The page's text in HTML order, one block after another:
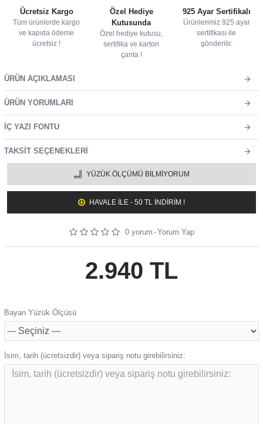
Ücretsiz Kargo
Tüm ürünlerde kargo
ve kapıda ödeme
ücretsiz !
Özel Hediye
Kutusunda
Özel hediye kutusu,
sertifika ve karton
çanta !
925 Ayar Sertifikalı
Ürünlerimiz 925 ayar
sertifikası ile
gönderilir.
ÜRÜN AÇIKLAMASI
ÜRÜN YORUMLARI
İÇ YAZI FONTU
TAKSIT SEÇENEKLERI
YÜZÜK ÖLÇÜMÜ BILMIYORUM
HAVALE ILE - 50 TL İNDİRİM !
0 yorum -Yorum Yap
2.940 TL
Bayan Yüzük Ölçüsü
İsim, tarih (ücretsizdir) veya sipariş notu girebilirsiniz: